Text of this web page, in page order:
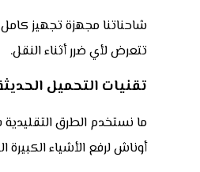
شاحناتنا مجهزة تجهيز
تتعرض لأي ضرر أثناء النقل.
تقنيات التحميل
ما نستخدم الطرق
أوناش لرفع الأشياء